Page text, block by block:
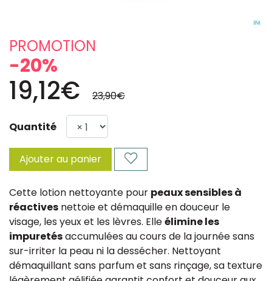
PROMOTION
-20%
19,12€ 23,90€
Quantité
Ajouter au panier
Cette lotion nettoyante pour peaux sensibles à
réactives nettoie et démaquille en douceur le
visage, les yeux et les lèvres. Elleélimine les
impuretésaccumulées au cours de la journée sans
sur-irriter la peau ni la dessécher. Nettoyant
démaquillant sans parfum et sans rinçage, sa texture